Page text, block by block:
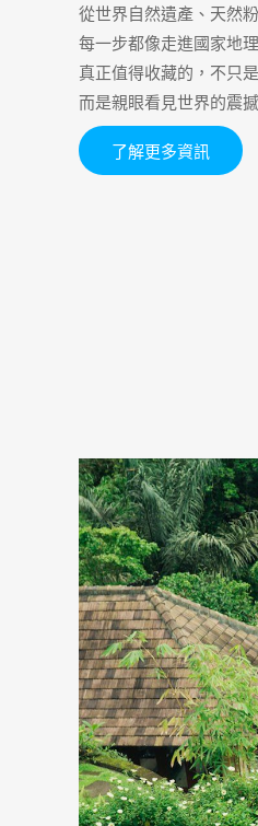
從世界自然遺產、天然
每一步都像走進國家地
真正值得收藏的，不只
而是親眼看見世界的震撼
了解更多資訊